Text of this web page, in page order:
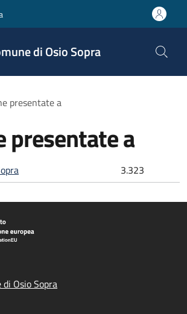
di Osio Sopra
pane
presentate a
presentate a
3.323
di Osio Sopra